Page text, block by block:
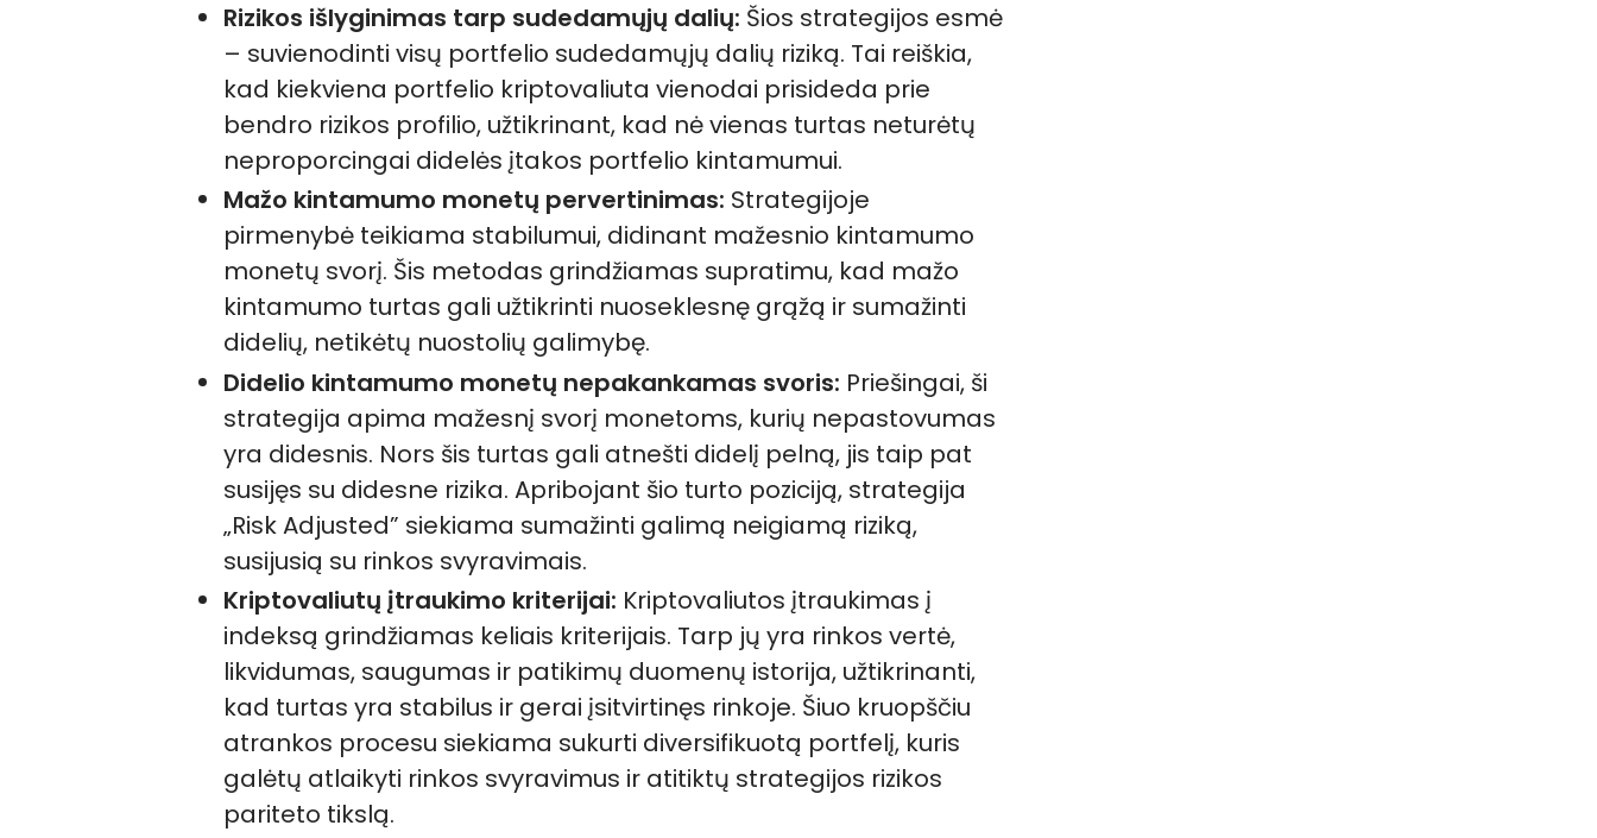
Rizikos išlyginimas tarp sudedamųjų dalių: Šios strategijos esmė
– suvienodinti visų portfelio sudedamųjų dalių riziką. Tai reiškia,
kad kiekviena portfelio kriptovaliuta vienodai prisideda prie
bendro rizikos profilio, užtikrinant, kad nė vienas turtas neturėtų
neproporcingai didelės įtakos portfelio kintamumui.
Mažo kintamumo monetų pervertinimas: Strategijoje
pirmenybė teikiama stabilumui, didinant mažesnio kintamumo
monetų svorį. Šis metodas grindžiamas supratimu, kad mažo
kintamumo turtas gali užtikrinti nuoseklesnę grąžą ir sumažinti
didelių, netikėtų nuostolių galimybę.
Didelio kintamumo monetų nepakankamas svoris: Priešingai, ši
strategija apima mažesnį svorį monetoms, kurių nepastovumas
yra didesnis. Nors šis turtas gali atnešti didelį pelną, jis taip pat
susijęs su didesne rizika. Apribojant šio turto poziciją, strategija
„Risk Adjusted” siekiama sumažinti galimą neigiamą riziką,
susijusią su rinkos svyravimais.
Kriptovaliutų įtraukimo kriterijai: Kriptovaliutos įtraukimas į
indeksą grindžiamas keliais kriterijais. Tarp jų yra rinkos vertė,
likvidumas, saugumas ir patikimų duomenų istorija, užtikrinanti,
kad turtas yra stabilus ir gerai įsitvirtinęs rinkoje. Šiuo kruopščiu
atrankos procesu siekiama sukurti diversifikuotą portfelį, kuris
galėtų atlaikyti rinkos svyravimus ir atitiktų strategijos rizikos
pariteto tikslą.